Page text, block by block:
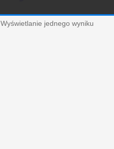
Wyświetlanie jednego wyniku